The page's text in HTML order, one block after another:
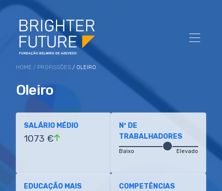
HOME / PROFISSÕES / OLEIRO
Oleiro
SALÁRIO MÉDIO
1073 €
Nº DE
TRABALHADORES
Baixo Elevado
EDUCAÇÃO MAIS
COMPETÊNCIAS